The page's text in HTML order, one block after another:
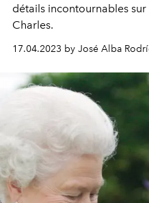
détails incontournables
Charles.
17.04.2023 by José Alba